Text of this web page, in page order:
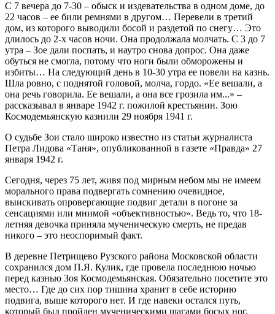
С 7 вечера до 7-30 – обыск и издевательства в одном доме, до
22 часов – ее били ремнями в другом… Перевели в третий
дом, из которого выводили босой и раздетой по снегу… Это
длилось до 2-х часов ночи. Она продолжала молчать. С 3 до 7
утра – Зое дали поспать, и наутро снова допрос. Она даже
обуться не смогла, потому что ноги были обморожены и
избиты… На следующий день в 10-30 утра ее повели на казнь.
Шла ровно, с поднятой головой, молча, гордо. «Ее вешали, а
она речь говорила. Ее вешали, а она все грозила им...» –
рассказывал в январе 1942 г. пожилой крестьянин. Зою
Космодемьянскую казнили 29 ноября 1941 г.
О судьбе Зои стало широко известно из статьи журналиста
Петра Лидова «Таня», опубликованной в газете «Правда» 27
января 1942 г.
Сегодня, через 75 лет, живя под мирным небом мы не имеем
морального права подвергать сомнению очевидное,
выискивать опровергающие подвиг детали в погоне за
сенсациями или мнимой «объективностью». Ведь то, что 18-
летняя девочка приняла мученическую смерть, не предав
никого – это неоспоримый факт.
В деревне Петрищево Рузского района Московской области
сохранился дом П.Я. Кулик, где провела последнюю ночью
перед казнью Зоя Космодемьянская. Обязательно посетите это
место… Где до сих пор тишина хранит в себе историю
подвига, выше которого нет. И где навеки остался путь,
который был пройден мученическими шагами босых ног.